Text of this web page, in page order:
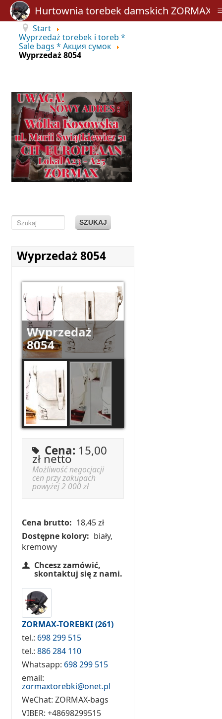
Start
Wyprzedaż torebek i toreb *
Sale bags * Акция сумок
Wyprzedaż 8054
SZUKAJ
Wyprzedaż 8054
Wyprzedaż
8054
Cena: 15,00
zł netto
Możliwość negocjacji
cen przy zakupach
powyżej 2 000 zł
Cena brutto: 18,45 zł
Dostępne kolory: biały,
kremowy
Chcesz zamówić,
skontaktuj się z nami.
ZORMAX-TOREBKI(261)
tel.: 698 299 515
tel.:886 284 110
Whatsapp: 698 299 515
email:
zormaxtorebki@onet.pl
WeChat:ZORMAX-bags
VIBER:+48698299515
Hurtownia torebek damskich ZORMAX